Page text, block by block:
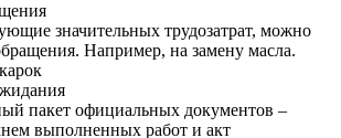
значительных трудозатрат, можно
Например, на замену масла.
пакет официальных документов –
выполненных работ и акт